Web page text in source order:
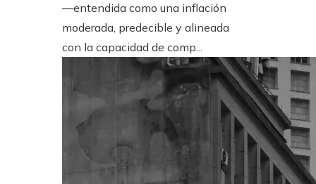
—entendida como una inflación
moderada, predecible y alineada
con la capacidad de comp...